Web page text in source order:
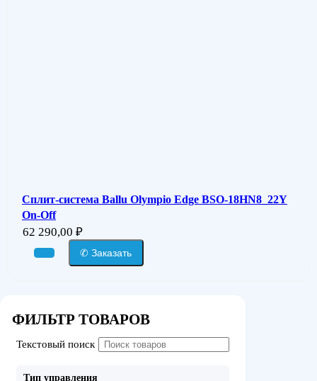
Сплит-система Ballu Olympio Edge BSO-18HN8_22Y
On-Off
62 290,00 ₽
✆ Заказать
ФИЛЬТР ТОВАРОВ
Текстовый поиск
Тип управления